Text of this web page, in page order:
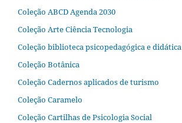
Coleção ABCD Agenda 2030
Coleção Arte Ciência Tecnologia
Coleção biblioteca psicopedagógica e didática
Coleção Botânica
Coleção Cadernos aplicados de turismo
Coleção Caramelo
Coleção Cartilhas de Psicologia Social